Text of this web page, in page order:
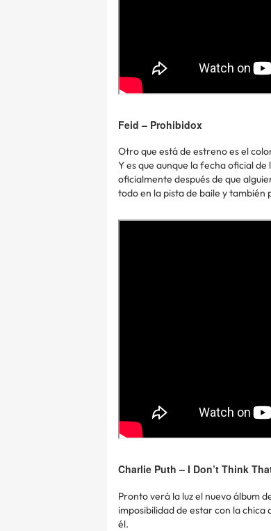
Feid – Prohibidox
Otro que está de estreno es el
Y es que aunque la fecha oficial
oficialmente después de que
todo en la pista de baile y
Charlie Puth – I Don’t Think
Pronto verá la luz el nuevo álbum
imposibilidad de estar con la chica
él.